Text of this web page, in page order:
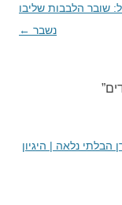
שובר הלבבות שליבו
נשבר ←
”
נלאה | היגיון